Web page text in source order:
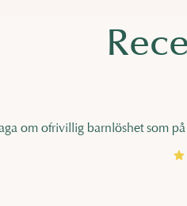
om ofrivillig barnlöshet som